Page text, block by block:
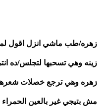
زهره/طب ماشي انزل اقول
زينه وهي تسحبها لتجلس/ده
مش بتيجي غير بالعين الحمراء